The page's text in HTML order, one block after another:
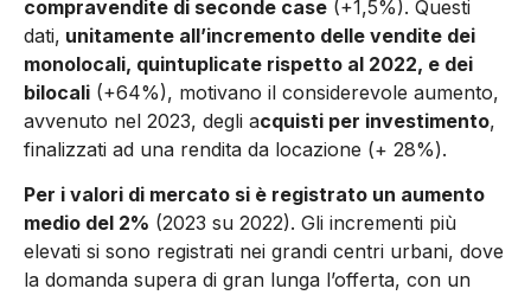
compravendite di seconde case (+1,5%). Questi
dati, unitamente all’incremento delle vendite dei
monolocali, quintuplicate rispetto al 2022, e dei
bilocali (+64%), motivano il considerevole aumento,
avvenuto nel 2023, degli acquisti per investimento,
finalizzati ad una rendita da locazione (+ 28%).
Per i valori di mercato si è registrato un aumento
medio del 2% (2023 su 2022). Gli incrementi più
elevati si sono registrati nei grandi centri urbani, dove
la domanda supera di gran lunga l’offerta, con un